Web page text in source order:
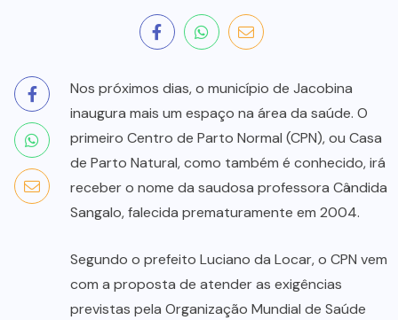
Nos próximos dias, o município de Jacobina
inaugura mais um espaço na área da saúde. O
primeiro Centro de Parto Normal (CPN), ou Casa
de Parto Natural, como também é conhecido, irá
receber o nome da saudosa professora Cândida
Sangalo, falecida prematuramente em 2004.
Segundo o prefeito Luciano da Locar, o CPN vem
com a proposta de atender as exigências
previstas pela Organização Mundial de Saúde